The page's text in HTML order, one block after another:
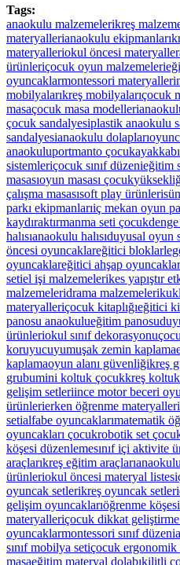
Tags:
anaokulu malzemelerikreş
materyallerianaokulu ekipmanları
materyalleriokul öncesi materyaller
ürünleriçocuk oyun malzemeleri
oyuncaklarmontessori materyalleri
mobilyalarıkreş mobilyalarıçocuk
masaçocuk masa modelleri
çocuk sandalyesiplastik anaokulu
sandalyesianaokulu dolapları
anaokuluportmanto çocuk
sistemleriçocuk sınıf düzenieğitim
masasıoyun masası çocuk
çalışma masasısoft play ürünleri
parkı ekipmanlarıiç mekan oyun
kaydıraktırmanma seti çocukdenge
halısıanaokulu halısıduyusal oyun
öncesi oyuncaklareğitici bloklar
oyuncaklareğitici ahşap oyuncaklar
setiel işi malzemelerikes yapıştır
malzemeleridrama malzemeleri
materyalleriçocuk kitaplığıeğitici
panosu anaokulueğitim panosu
ürünleriokul sınıf dekorasyonu
koruyucuyumuşak zemin kaplama
kaplamaoyun alanı güvenliğikreş
grubumini koltuk çocukkreş koltuk
gelişim setleriince motor beceri
ürünlerierken öğrenme materyalleri
setialfabe oyuncaklarımatematik
oyuncakları çocukrobotik set
köşesi düzenlemesınıf içi aktivite
araçlarıkreş eğitim araçları
ürünleriokul öncesi materyal listesi
oyuncak setlerikreş oyuncak setleri
gelişim oyuncaklarıöğrenme
materyalleriçocuk dikkat
oyuncaklarmontessori sınıf düzeni
sınıf mobilya setiçocuk ergonomik
masaeğitim materyal dolabıkilitli